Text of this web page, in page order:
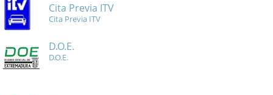
Cita Previa ITV
Cita Previa ITV
D.O.E.
D.O.E.